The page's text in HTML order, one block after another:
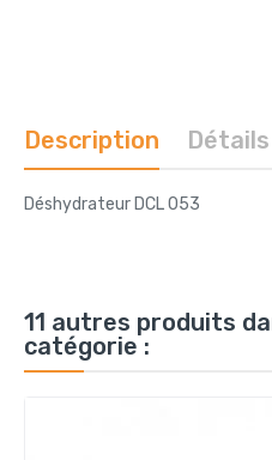
Description
Déshydrateur DCL 053
11 autres produits
catégorie :